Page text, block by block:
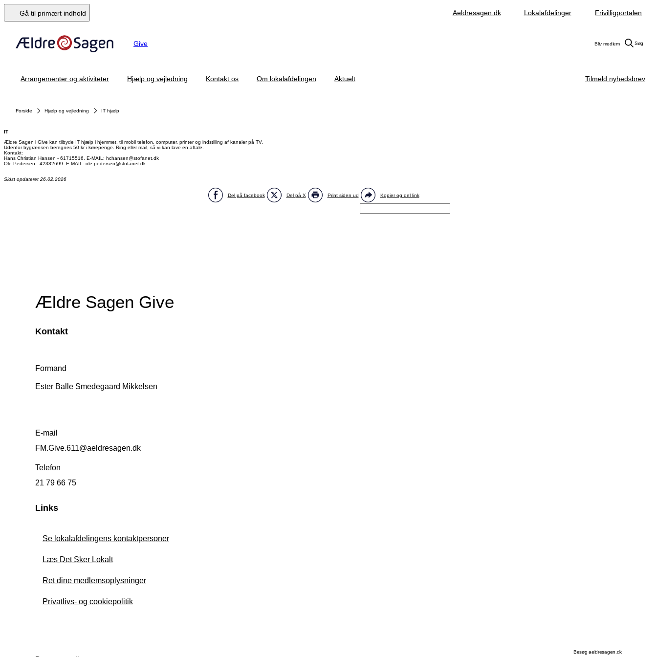
Gå til primært indhold Aeldresagen.dk Lokalafdelinger Frivilligportalen
Give Bliv medlem Søg
Arrangementer og aktiviteter Hjælp og vejledning Kontakt os Om lokalafdelingen Aktuelt Tilmeld nyhedsbrev
Forside Hjælp og vejledning IT hjælp
IT
Ældre Sagen i Give kan tilbyde IT hjælp i hjemmet, til mobil telefon, computer, printer og indstilling af kanaler på TV.
Udenfor bygrænsen beregnes 50 kr i kørepenge. Ring eller mail, så vi kan lave en aftale.
Kontakt:
Hans Christian Hansen - 61715516. E-MAIL: hchansen@stofanet.dk
Ole Pedersen - 42382699. E-MAIL: ole.pedersen@stofanet.dk
Sidst opdateret 26.02.2026
Del på facebook Del på X Print siden ud Kopier og del link
Ældre Sagen Give
Kontakt
Formand
Ester Balle Smedegaard Mikkelsen
E-mail
FM.Give.611@aeldresagen.dk
Telefon
21 79 66 75
Links
Se lokalafdelingens kontaktpersoner
Læs Det Sker Lokalt
Ret dine medlemsoplysninger
Privatlivs- og cookiepolitik
Besøg aeldresagen.dk